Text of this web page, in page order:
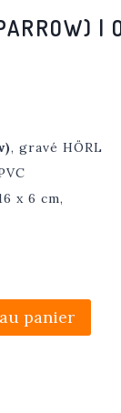
|
, gravé HÖRL
x 6 cm,
panier